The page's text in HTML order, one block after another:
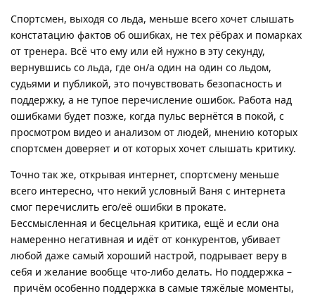
Спортсмен, выходя со льда, меньше всего хочет слышать
констатацию фактов об ошибках, не тех рёбрах и помарках
от тренера. Всё что ему или ей нужно в эту секунду,
вернувшись со льда, где он/а один на один со льдом,
судьями и публикой, это почувствовать безопасность и
поддержку, а не тупое перечисление ошибок. Работа над
ошибками будет позже, когда пульс вернётся в покой, с
просмотром видео и анализом от людей, мнению которых
спортсмен доверяет и от которых хочет слышать критику.
Точно так же, открывая интернет, спортсмену меньше
всего интересно, что некий условный Ваня с интернета
смог перечислить его/её ошибки в прокате.
Бессмысленная и бесцельная критика, ещё и если она
намеренно негативная и идёт от конкурентов, убивает
любой даже самый хороший настрой, подрывает веру в
себя и желание вообще что-либо делать. Но поддержка –
причём особенно поддержка в самые тяжёлые моменты,